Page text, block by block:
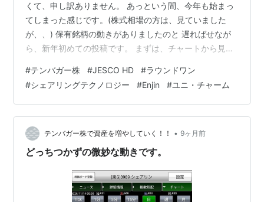
くて、申し訳ありません。 あっという間、今年も始まっ
てしまった感じです。(株式相場の方は、見ていました
が、、) 保有銘柄の動きがありましたのと 遅ればせなが
ら、新年初めての投稿です。 まずは、チャートから見て
です。 暫く、上がっていましたが、つい先日、ドカーン
と下がりました。 原因はよく分かりませんが、買い集め
ていた人が 売りに転じたのかもしれません。 626円が上
場来安値なので、その辺りでナンピン買いかもしれませ
ん。 業績も良くなく、内部留保のお金を配当として出し
ている感じですね～。…
#テンバガー株 #JESCO HD #ラウンドワン
#シェアリングテクノロジー #Enjin #ユニ・チャーム
テンバガー株で資産を増やしていく！！ • 9ヶ月前
どっちつかずの微妙な動きです。